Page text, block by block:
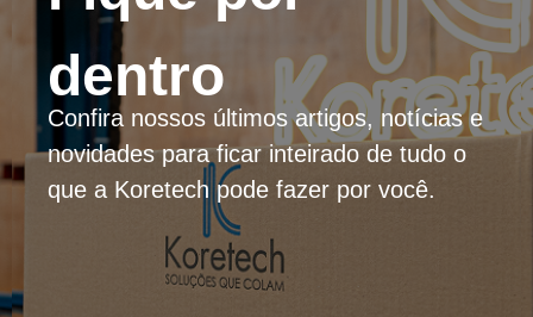
dentro
Confira nossos últimos artigos, notícias e
novidades para ficar inteirado de tudo o
que a Koretech pode fazer por você.